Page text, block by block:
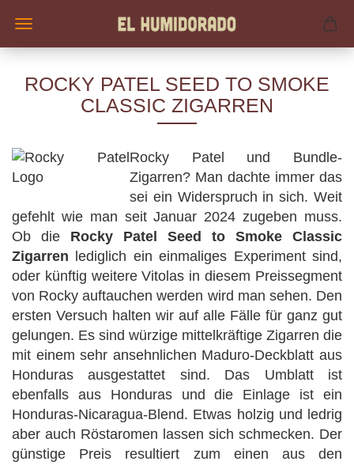
ROCKY PATEL SEED TO SMOKE
CLASSIC ZIGARREN
Rocky Patel und Bundle-
Zigarren? Man dachte immer das
sei ein Widerspruch in sich. Weit
gefehlt wie man seit Januar 2024 zugeben muss.
Ob die Rocky Patel Seed to Smoke Classic
Zigarren lediglich ein einmaliges Experiment sind,
oder künftig weitere Vitolas in diesem Preissegment
von Rocky auftauchen werden wird man sehen. Den
ersten Versuch halten wir auf alle Fälle für ganz gut
gelungen. Es sind würzige mittelkräftige Zigarren die
mit einem sehr ansehnlichen Maduro-Deckblatt aus
Honduras ausgestattet sind. Das Umblatt ist
ebenfalls aus Honduras und die Einlage ist ein
Honduras-Nicaragua-Blend. Etwas holzig und ledrig
aber auch Röstaromen lassen sich schmecken. Der
günstige Preis resultiert zum einen aus den